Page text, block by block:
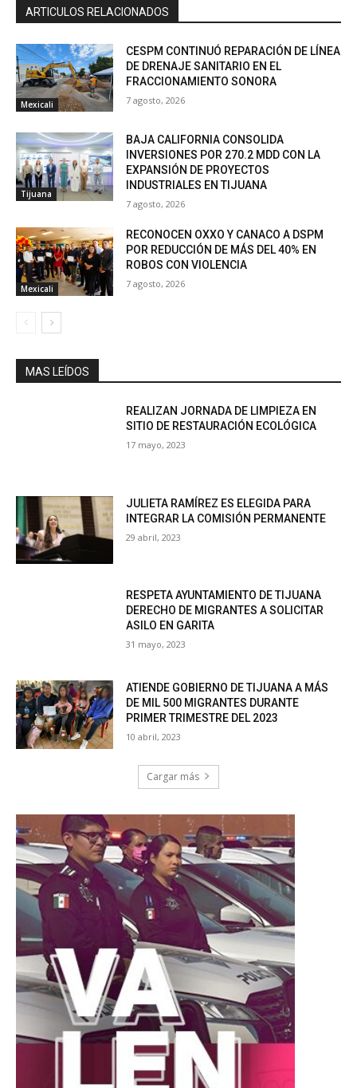
ARTICULOS RELACIONADOS
Mexicali
CESPM CONTINUÓ REPARACIÓN DE LÍNEA
DE DRENAJE SANITARIO EN EL
FRACCIONAMIENTO SONORA
7 agosto, 2026
Tijuana
BAJA CALIFORNIA CONSOLIDA
INVERSIONES POR 270.2 MDD CON LA
EXPANSIÓN DE PROYECTOS
INDUSTRIALES EN TIJUANA
7 agosto, 2026
Mexicali
RECONOCEN OXXO Y CANACO A DSPM
POR REDUCCIÓN DE MÁS DEL 40% EN
ROBOS CON VIOLENCIA
7 agosto, 2026
MAS LEÍDOS
REALIZAN JORNADA DE LIMPIEZA EN
SITIO DE RESTAURACIÓN ECOLÓGICA
17 mayo, 2023
JULIETA RAMÍREZ ES ELEGIDA PARA
INTEGRAR LA COMISIÓN PERMANENTE
29 abril, 2023
RESPETA AYUNTAMIENTO DE TIJUANA
DERECHO DE MIGRANTES A SOLICITAR
ASILO EN GARITA
31 mayo, 2023
ATIENDE GOBIERNO DE TIJUANA A MÁS
DE MIL 500 MIGRANTES DURANTE
PRIMER TRIMESTRE DEL 2023
10 abril, 2023
Cargar más